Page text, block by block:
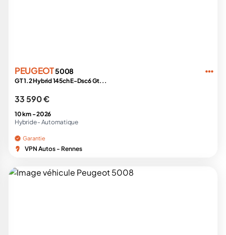
PEUGEOT5008
GT 1.2 Hybrid 145ch E-Dsc6 Gt...
33 590 €
10 km -2026
Hybride - Automatique
Garantie
VPN Autos - Rennes